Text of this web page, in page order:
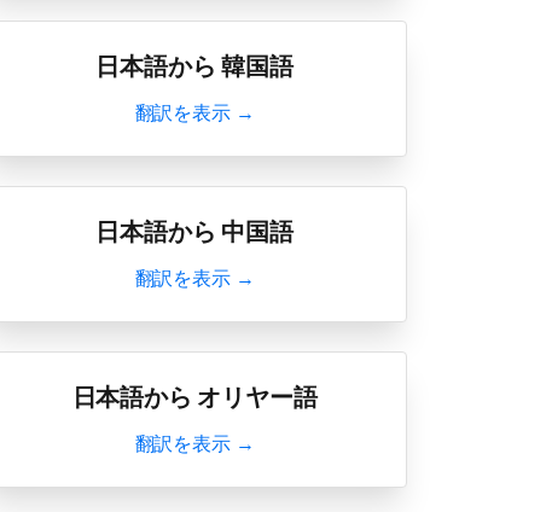
日本語から 韓国語
翻訳を表示 →
日本語から 中国語
翻訳を表示 →
日本語から オリヤー語
翻訳を表示 →